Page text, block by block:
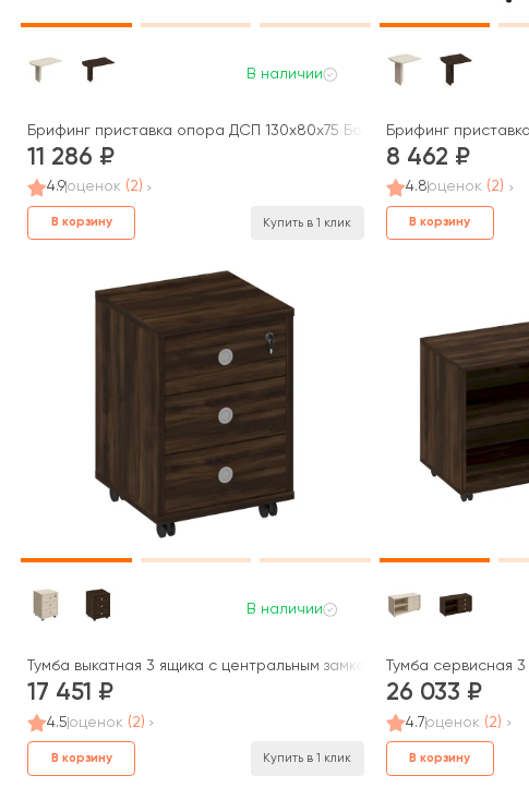
В наличии
Брифинг приставка опора ДСП 130x80x75 Борн
11 286
4.9оценок (2)
В корзину Купить в 1 клик
Брифинг
8 462
4.8оценок (2)
В корзину
В наличии
Тумба выкатная 3 ящика с центральным замком 48x45x66 Борн
17 451
4.5оценок (2)
В корзину Купить в 1 клик
Тумба сервисная
26 033
4.7оценок (2)
В корзину